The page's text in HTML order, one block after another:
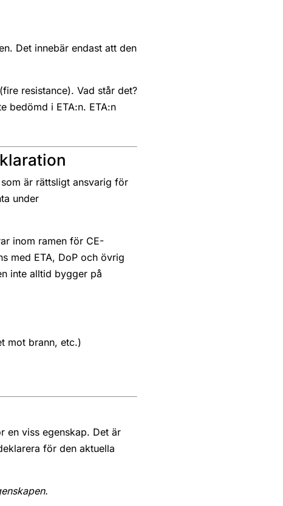
Det innebär endast att den
resistance). Vad står det?
bedömd i ETA:n. ETA:n
är rättsligt ansvarig för
under
inom ramen för CE-
med ETA, DoP och övrig
inte alltid bygger på
mot brann, etc.)
en viss egenskap. Det är
för den aktuella